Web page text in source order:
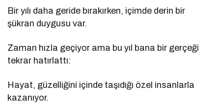
Bir yılı daha geride bırakırken, içimde derin bir
şükran duygusu var.
Zaman hızla geçiyor ama bu yıl bana bir gerçeği
tekrar hatırlattı:
Hayat, güzelliğini içinde taşıdığı özel insanlarla
kazanıyor.